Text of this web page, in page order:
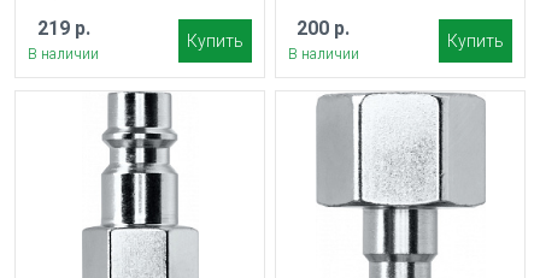
219 р.
В наличии
Купить
200 р.
В наличии
Купить